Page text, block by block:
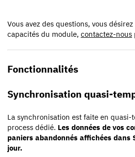
Vous avez des questions, vous
capacités du module, contactez-nous
Fonctionnalités
Synchronisation quasi-
La synchronisation est faite en quasi-
process dédié. Les données de vos
paniers abandonnés affichées dans
jour.